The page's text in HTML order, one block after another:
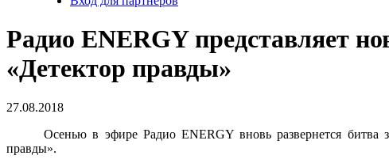
Радио ENERGY представляет
«Детектор правды»
27.08.2018
Осенью в эфире Радио ENERGY вновь развернется битва
правды».